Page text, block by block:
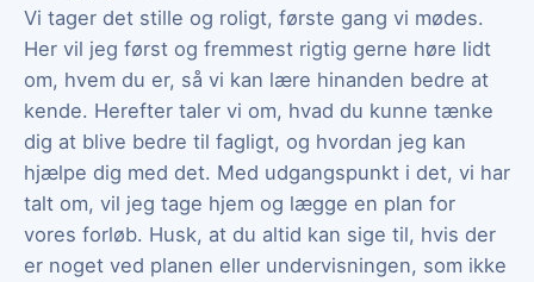
Vi tager det stille og roligt, første gang vi mødes.
Her vil jeg først og fremmest rigtig gerne høre lidt
om, hvem du er, så vi kan lære hinanden bedre at
kende. Herefter taler vi om, hvad du kunne tænke
dig at blive bedre til fagligt, og hvordan jeg kan
hjælpe dig med det. Med udgangspunkt i det, vi har
talt om, vil jeg tage hjem og lægge en plan for
vores forløb. Husk, at du altid kan sige til, hvis der
er noget ved planen eller undervisningen, som ikke